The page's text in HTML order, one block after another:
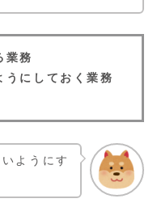
業務
うにしておく業務
ようにす